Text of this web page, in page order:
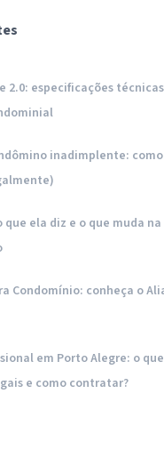
2.0: especificações
inadimplente:
que ela diz e o que muda
Condomínio: conheça o
em Porto Alegre: o
e como contratar?